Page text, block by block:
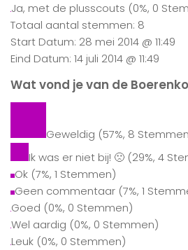
Ja, met de plusscouts (0%, 0
Totaal aantal stemmen: 8
Start Datum: 28 mei 2014 @ 11:49
Eind Datum: 14 juli 2014 @ 11:49
Wat vond je van de
Geweldig (57%, 8
Ik was er niet bij! 🙁 (29%, 4
Ok (7%, 1 Stemmen)
Geen commentaar (7%, 1
Goed (0%, 0 Stemmen)
Wel aardig (0%, 0 Stemmen)
Leuk (0%, 0 Stemmen)